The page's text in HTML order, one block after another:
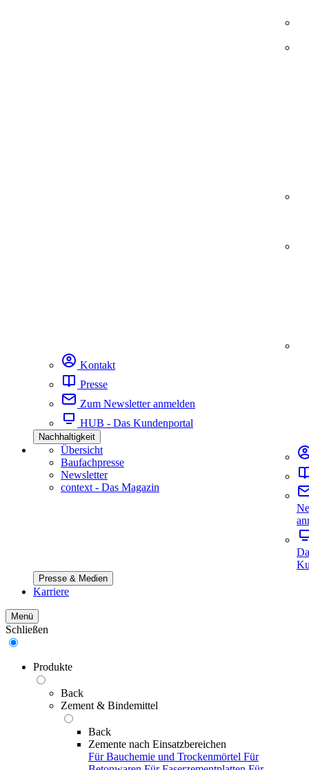
Kontakt
Presse
Zum Newsletter anmelden
HUB - Das Kundenportal
Nachhaltigkeit
Übersicht
Baufachpresse
Newsletter
context - Das Magazin
Presse & Medien
Karriere
Menü
Schließen
Produkte
Back
Zement & Bindemittel
Back
Zemente nach Einsatzbereichen
Für Bauchemie und Trockenmörtel Für